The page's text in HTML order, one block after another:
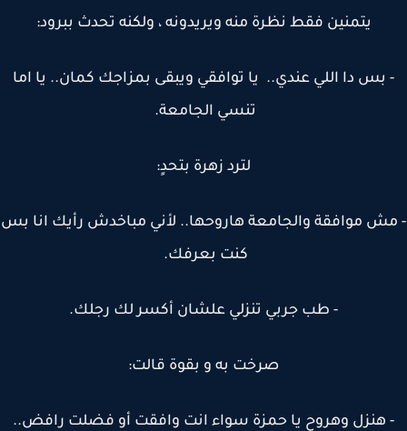
يتمنين فقط نظرة منه ويريدونه ، ولكنه تحدث ببرود:
بس دا اللي عندي.. يا توافقي ويبقى بمزاجك كمان.. يا اما
تنسي الجامعة.
لترد زهرة بتحدٍ:
موافقة والجامعة هاروحها.. لأني مباخدش رأيك انا بس
كنت بعرفك.
- طب جربي تنزلي علشان أكسر لك رجلك.
صرخت به و بقوة قالت:
هنزل وهروح يا حمزة سواء انت وافقت أو فضلت رافض..